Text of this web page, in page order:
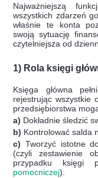
Najważniejszą
wszystkich zdarzeń
właśnie te konta
swoją sytuację
czytelniejsza od
1) Rola księgi
Księga główna
rejestrując wszystkie
przedsiębiorstwa
a) Dokładnie śledzić
b) Kontrolować salda
c) Tworzyć istotne
(czyli zestawienie
przypadku księgi
pomocniczej).